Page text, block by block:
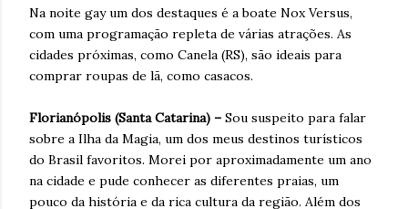
Na noite gay um dos destaques é a boate Nox Versus,
com uma programação repleta de várias atrações. As
cidades próximas, como Canela (RS), são ideais para
comprar roupas de lã, como casacos.
Florianópolis (Santa Catarina) – Sou suspeito para falar
sobre a Ilha da Magia, um dos meus destinos turísticos
do Brasil favoritos. Morei por aproximadamente um ano
na cidade e pude conhecer as diferentes praias, um
pouco da história e da rica cultura da região. Além dos